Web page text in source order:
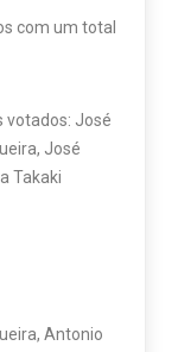
com um total
votados: José
José
Takaki
Antonio